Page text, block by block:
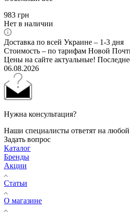
983 грн
Нет в наличии
Доставка по всей Украине – 1-3 дня
Стоимость – по тарифам Новой
Цены на сайте актуальные!
06.08.2026
Нужна консультация?
Наши специалисты ответят на
Задать вопрос
Каталог
Бренды
Акции
Статьи
О магазине